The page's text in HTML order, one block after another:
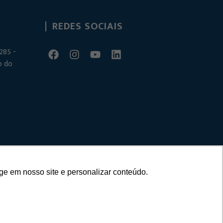
em nosso site e personalizar conteúdo.
-
do
REDES SOCIAIS
por